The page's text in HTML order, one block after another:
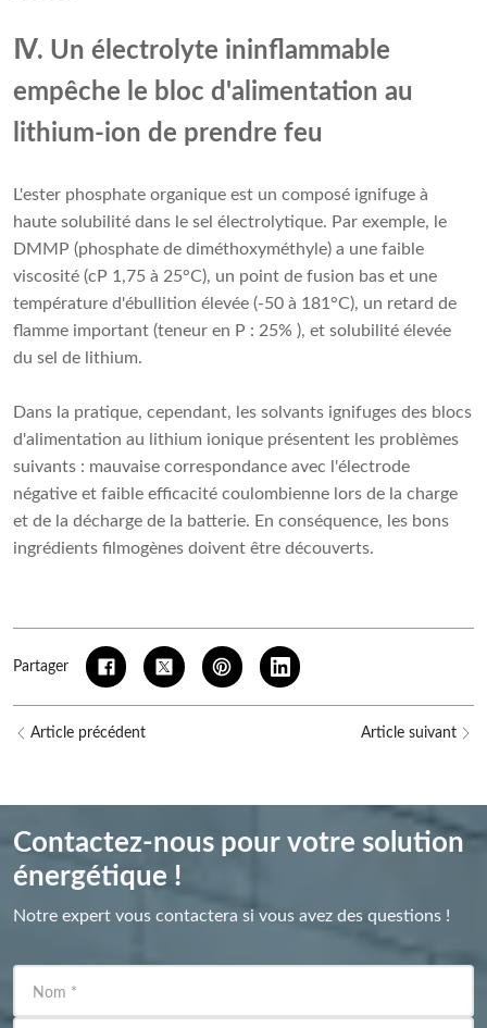
Ⅳ. Un électrolyte ininflammable
empêche le bloc d'alimentation au
lithium-ion de prendre feu
L'ester phosphate organique est un composé ignifuge à
haute solubilité dans le sel électrolytique. Par exemple, le
DMMP (phosphate de diméthoxyméthyle) a une faible
viscosité (cP 1,75 à 25°C), un point de fusion bas et une
température d'ébullition élevée (-50 à 181°C), un retard de
flamme important (teneur en P : 25% ), et solubilité élevée
du sel de lithium.
Dans la pratique, cependant, les solvants ignifuges des blocs
d'alimentation au lithium ionique présentent les problèmes
suivants : mauvaise correspondance avec l'électrode
négative et faible efficacité coulombienne lors de la charge
et de la décharge de la batterie. En conséquence, les bons
ingrédients filmogènes doivent être découverts.
Partager
Article précédent Article suivant
Contactez-nous pour votre solution
énergétique !
Notre expert vous contactera si vous avez des questions !
Nom *